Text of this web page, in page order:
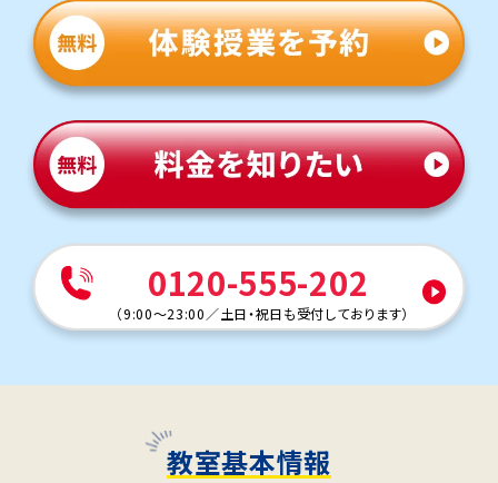
0120-555-202
（9:00～23:00 ／土日・祝日も受付しております）
教室基本情報